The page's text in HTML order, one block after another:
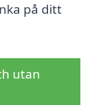
på ditt
utan